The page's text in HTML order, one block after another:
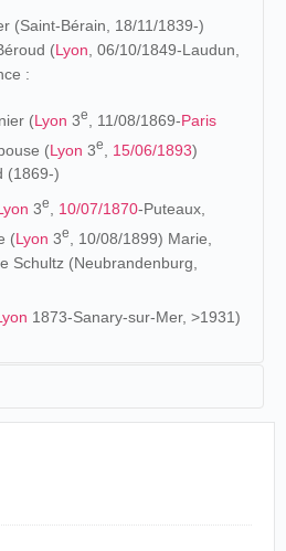
(Saint-Bérain, 18/11/1839-)
(Lyon , 06/10/1849-Laudun,
:
(Lyon 3e , 11/08/1869-Paris
(Lyon 3e 15/06/1893)
(1869-)
3e 10/07/1870-Puteaux,
(Lyon 3e
, 10/08/1899) Marie,
Schultz (Neubrandenburg,
1873-Sanary-sur-Mer, >1931)